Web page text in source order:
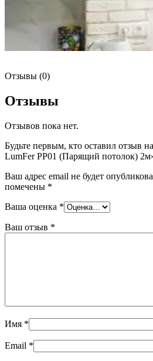
Отзывы (0)
Отзывы
Отзывов пока нет.
Будьте первым, кто оставил отзыв
LumFer PP01 (Парящий потолок)
Ваш адрес email не будет
помечены *
Ваша оценка *
Ваш отзыв *
Имя *
Email *